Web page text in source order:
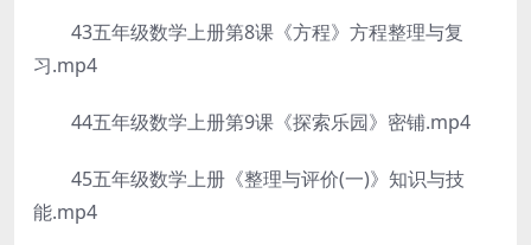
43五年级数学上册第8课《方程》方程整理与复
习.mp4
44五年级数学上册第9课《探索乐园》密铺.mp4
45五年级数学上册《整理与评价(一)》知识与技
能.mp4